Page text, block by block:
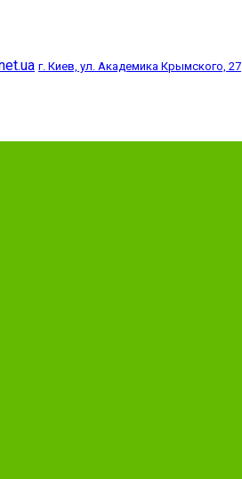
г. Киев, ул. Академика Крымского, 27